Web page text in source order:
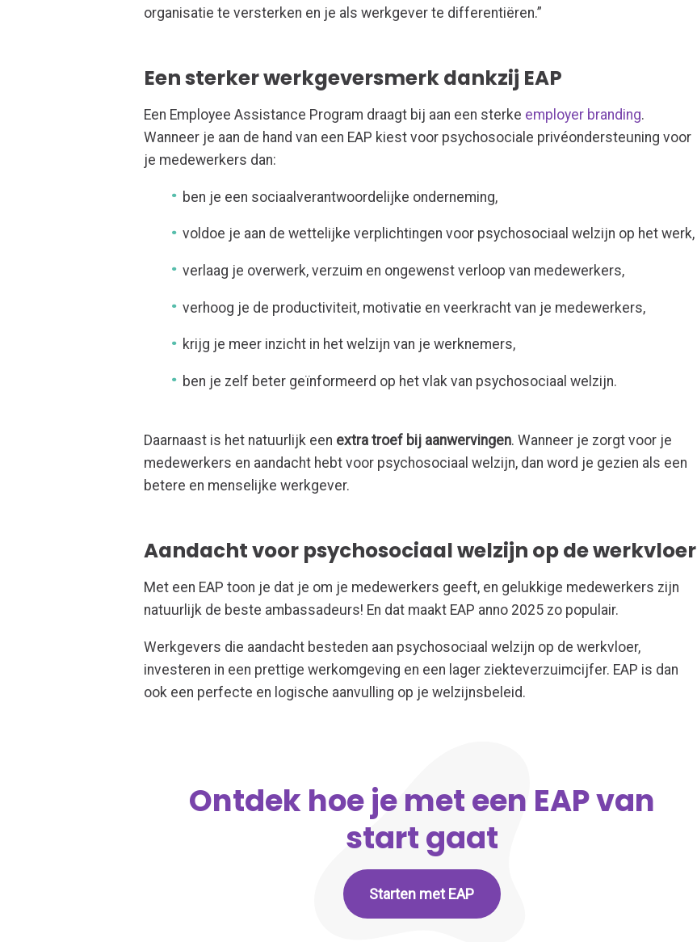
organisatie te versterken en je als werkgever te differentiëren.”
Een sterker werkgeversmerk dankzij EAP
Een Employee Assistance Program draagt bij aan een sterke employer branding.
Wanneer je aan de hand van een EAP kiest voor psychosociale privéondersteuning voor
je medewerkers dan:
ben je een sociaalverantwoordelijke onderneming,
voldoe je aan de wettelijke verplichtingen voor psychosociaal welzijn op het werk,
verlaag je overwerk, verzuim en ongewenst verloop van medewerkers,
verhoog je de productiviteit, motivatie en veerkracht van je medewerkers,
krijg je meer inzicht in het welzijn van je werknemers,
ben je zelf beter geïnformeerd op het vlak van psychosociaal welzijn.
Daarnaast is het natuurlijk een extra troef bij aanwervingen. Wanneer je zorgt voor je
medewerkers en aandacht hebt voor psychosociaal welzijn, dan word je gezien als een
betere en menselijke werkgever.
Aandacht voor psychosociaal welzijn op de werkvloer
Met een EAP toon je dat je om je medewerkers geeft, en gelukkige medewerkers zijn
natuurlijk de beste ambassadeurs! En dat maakt EAP anno 2025 zo populair.
Werkgevers die aandacht besteden aan psychosociaal welzijn op de werkvloer,
investeren in een prettige werkomgeving en een lager ziekteverzuimcijfer. EAP is dan
ook een perfecte en logische aanvulling op je welzijnsbeleid.
Ontdek hoe je met een EAP van
start gaat
Starten met EAP